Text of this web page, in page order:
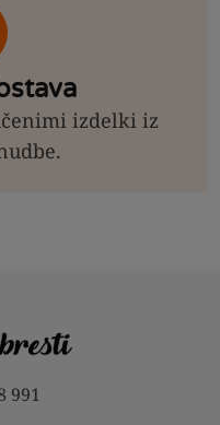
izdelki iz
991